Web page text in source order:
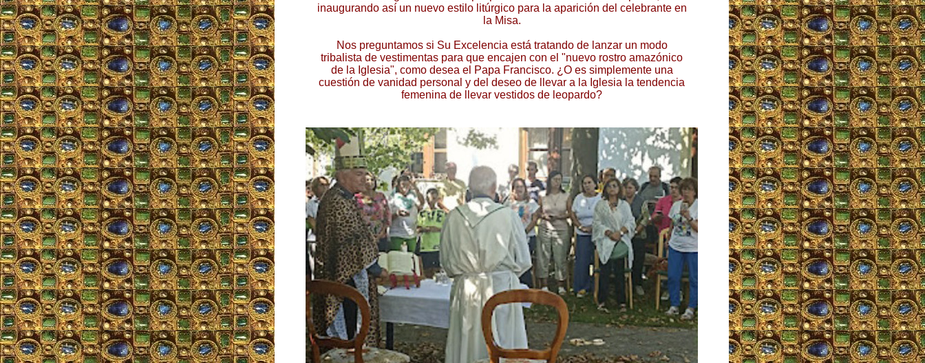
inaugurando así un nuevo estilo litúrgico para la aparición del celebrante en
la Misa.
Nos preguntamos si Su Excelencia está tratando de lanzar un modo
tribalista de vestimentas para que encajen con el "nuevo rostro amazónico
de la Iglesia", como desea el Papa Francisco. ¿O es simplemente una
cuestión de vanidad personal y del deseo de llevar a la Iglesia la tendencia
femenina de llevar vestidos de leopardo?